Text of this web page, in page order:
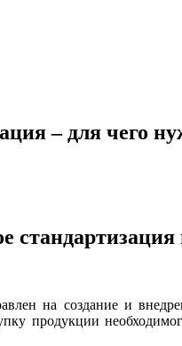
– для чего
на создание и
продукции